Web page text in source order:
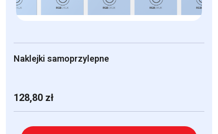
Naklejki samoprzylepne
128,80 zł